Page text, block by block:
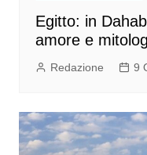
Egitto: in
amore e
Redazione 9